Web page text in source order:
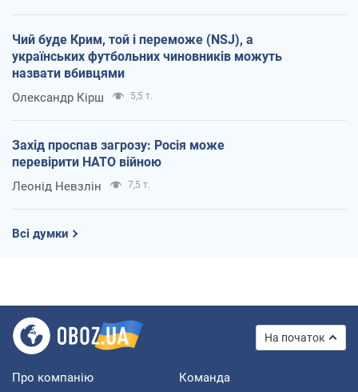
Чий буде Крим, той і переможе (NSJ), а
українських футбольних чиновників можуть
назвати вбивцями
Олександр Кірш 5,5 т.
Захід проспав загрозу: Росія може
перевірити НАТО війною
Леонід Невзлін 7,5 т.
Всі думки
На початок
Про компанію Команда